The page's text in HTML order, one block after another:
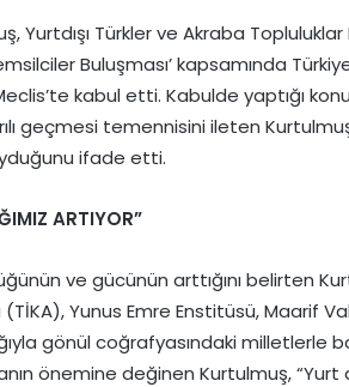
Yurtdışı Türkler ve Akraba
Buluşması’ kapsamında
kabul etti. Kabulde yaptığı
geçmesi temennisini ileten
ifade etti.
ARTIYOR”
ve gücünün arttığını belirten
(TİKA), Yunus Emre Enstitüsü, Maarif
gönül coğrafyasındaki milletlerle
önemine değinen Kurtulmuş, “Yurt